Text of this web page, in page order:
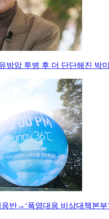
방암 투병 후 더 단단해진 박
반→‘폭염대응 비상대책본부